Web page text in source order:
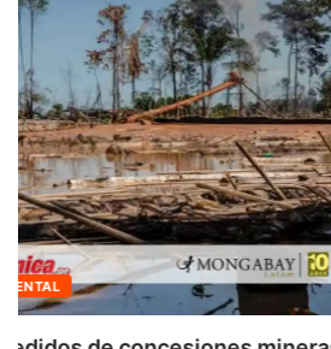
AGENDA AMBIENTAL